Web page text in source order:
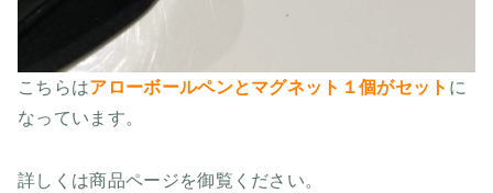
こちらはアローボールペンとマグネット１個がセット に
なっています。
詳しくは商品ページを御覧ください。